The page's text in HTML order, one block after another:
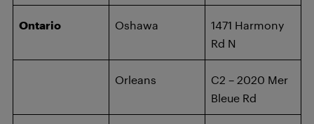
Ontario Oshawa
1471 Harmony
Rd N
Orleans
C2 – 2020 Mer
Bleue Rd